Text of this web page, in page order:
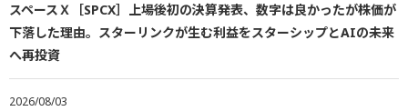
スペースＸ［SPCX］上場後初の決算発表、数字は良かったが株価が
下落した理由。スターリンクが生む利益をスターシップとAIの未来
へ再投資
2026/08/03